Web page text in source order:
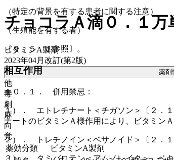
（特定の背景を有する患者に関する注意）
（生殖能を有する者）
〔９．５．１参照〕。
相互作用
１０．１． 併用禁忌：
１）． エトレチナート＜チガソン＞〔２．
ナートのビタミンＡ様作用により、ビタミン
２）． トレチノイン＜ベサノイド＞〔２．
３）． タミバロテン＜アムノレイク＞、ベ
チョコラＡ滴０．１万
ビタミンA製剤
2023年04月改訂(第2版)
薬剤
他
毒
劇
麻
向
覚
薬効分類
ビタミンA製剤